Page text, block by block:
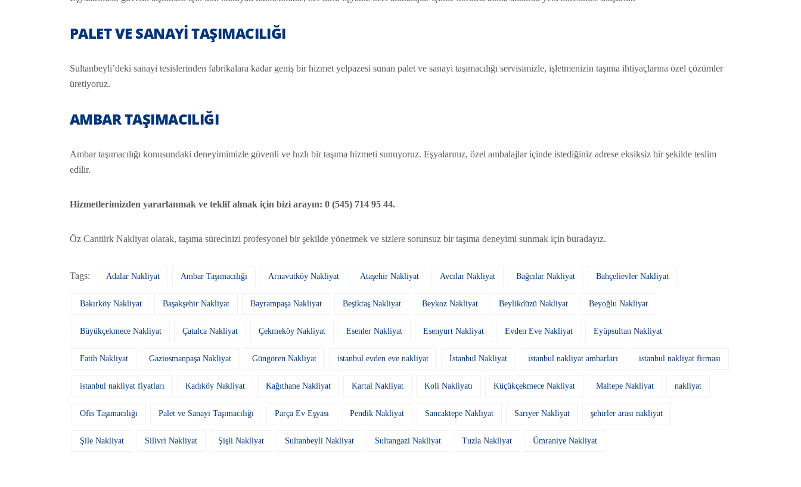
PALET VE SANAYI TAŞIMACILIĞI
Sultanbeyli’deki sanayi tesislerinden fabrikalara kadar geniş bir hizmet yelpazesi sunan palet ve sanayi taşımacılığı servisimizle, işletmenizin taşıma ihtiyaçlarına özel çözümler
üretiyoruz.
AMBAR TAŞIMACILIĞI
Ambar taşımacılığı konusundaki deneyimimizle güvenli ve hızlı bir taşıma hizmeti sunuyoruz. Eşyalarınız, özel ambalajlar içinde istediğiniz adrese eksiksiz bir şekilde teslim
edilir.
Hizmetlerimizden yararlanmak ve teklif almak için bizi arayın: 0 (545) 714 95 44.
Öz Cantürk Nakliyat olarak, taşıma sürecinizi profesyonel bir şekilde yönetmek ve sizlere sorunsuz bir taşıma deneyimi sunmak için buradayız.
Tags: Adalar Nakliyat Ambar Taşımacılığı Arnavutköy Nakliyat Ataşehir Nakliyat Avcılar Nakliyat Bağcılar Nakliyat Bahçelievler Nakliyat
Bakırköy Nakliyat Başakşehir Nakliyat Bayrampaşa Nakliyat Beşiktaş Nakliyat Beykoz Nakliyat Beylikdüzü Nakliyat Beyoğlu Nakliyat
Büyükçekmece Nakliyat Çatalca Nakliyat Çekmeköy Nakliyat Esenler Nakliyat Esenyurt Nakliyat Evden Eve Nakliyat Eyüpsultan Nakliyat
Fatih Nakliyat Gaziosmanpaşa Nakliyat Güngören Nakliyat istanbul evden eve nakliyat İstanbul Nakliyat istanbul nakliyat ambarları istanbul nakliyat firması
istanbul nakliyat fiyatları Kadıköy Nakliyat Kağıthane Nakliyat Kartal Nakliyat Koli Nakliyatı Küçükçekmece Nakliyat Maltepe Nakliyat nakliyat
Ofis Taşımacılığı Palet ve Sanayi Taşımacılığı Parça Ev Eşyası Pendik Nakliyat Sancaktepe Nakliyat Sarıyer Nakliyat şehirler arası nakliyat
Şile Nakliyat Silivri Nakliyat Şişli Nakliyat Sultanbeyli Nakliyat Sultangazi Nakliyat Tuzla Nakliyat Ümraniye Nakliyat